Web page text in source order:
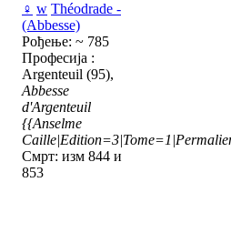
♀ w Théodrade -
(Abbesse)
Рођење: ~ 785
Професија :
Argenteuil (95),
Abbesse
d'Argenteuil
{{Anselme
Смрт: изм 844 и
853